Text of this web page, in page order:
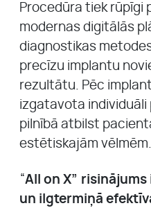
Procedūra tiek rūpīgi
modernas digitālās
diagnostikas
precīzu implantu
rezultātu. Pēc
izgatavota
pilnībā atbilst
estētiskajām vēlmēm.
“All on X”
un ilgtermiņā